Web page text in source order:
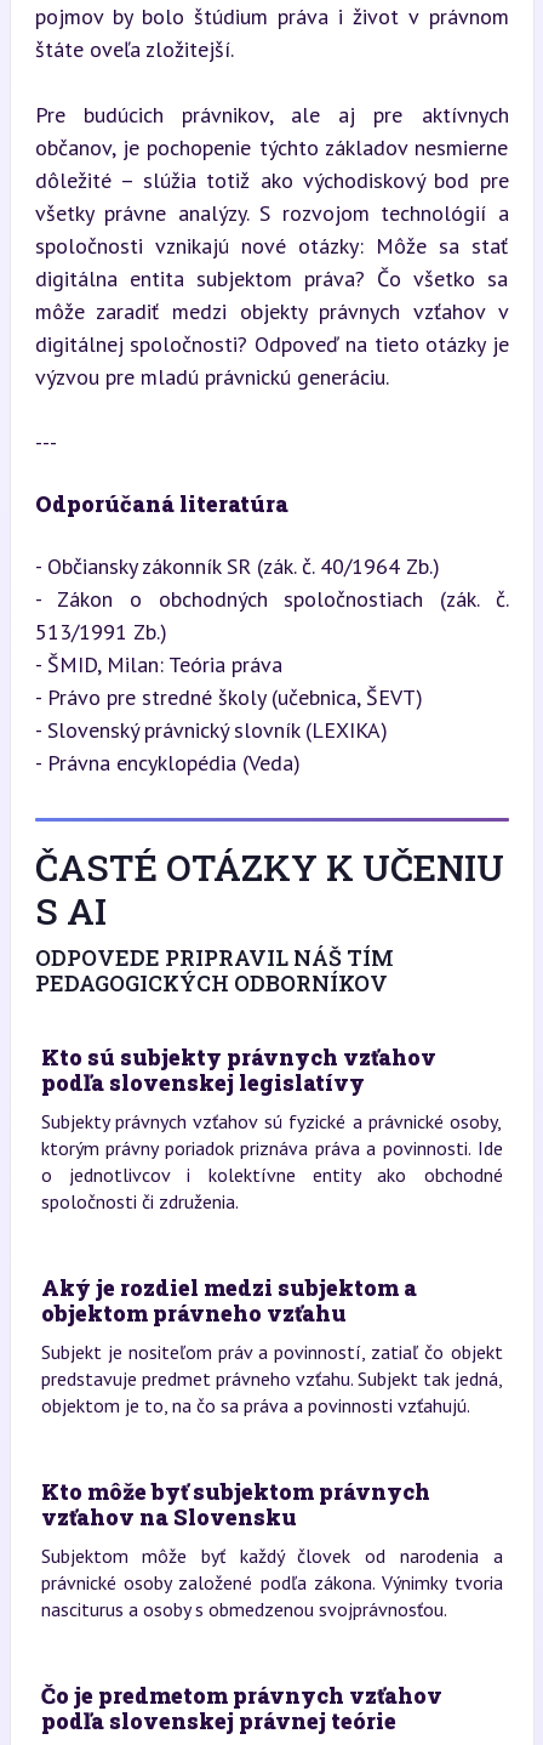
pojmov by bolo štúdium práva i život v právnom
štáte oveľa zložitejší.
Pre budúcich právnikov, ale aj pre aktívnych
občanov, je pochopenie týchto základov nesmierne
dôležité – slúžia totiž ako východiskový bod pre
všetky právne analýzy. S rozvojom technológií a
spoločnosti vznikajú nové otázky: Môže sa stať
digitálna entita subjektom práva? Čo všetko sa
môže zaradiť medzi objekty právnych vzťahov v
digitálnej spoločnosti? Odpoveď na tieto otázky je
výzvou pre mladú právnickú generáciu.
---
Odporúčaná literatúra
- Občiansky zákonník SR (zák. č. 40/1964 Zb.)
- Zákon o obchodných spoločnostiach (zák. č.
513/1991 Zb.)
- ŠMID, Milan: Teória práva
- Právo pre stredné školy (učebnica, ŠEVT)
- Slovenský právnický slovník (LEXIKA)
- Právna encyklopédia (Veda)
ČASTÉ OTÁZKY K UČENIU
S AI
ODPOVEDE PRIPRAVIL NÁŠ TÍM
PEDAGOGICKÝCH ODBORNÍKOV
Kto sú subjekty právnych vzťahov
podľa slovenskej legislatívy
Subjekty právnych vzťahov sú fyzické a právnické osoby,
ktorým právny poriadok priznáva práva a povinnosti. Ide
o jednotlivcov i kolektívne entity ako obchodné
spoločnosti či združenia.
Aký je rozdiel medzi subjektom a
objektom právneho vzťahu
Subjekt je nositeľom práv a povinností, zatiaľ čo objekt
predstavuje predmet právneho vzťahu. Subjekt tak jedná,
objektom je to, na čo sa práva a povinnosti vzťahujú.
Kto môže byť subjektom právnych
vzťahov na Slovensku
Subjektom môže byť každý človek od narodenia a
právnické osoby založené podľa zákona. Výnimky tvoria
nasciturus a osoby s obmedzenou svojprávnosťou.
Čo je predmetom právnych vzťahov
podľa slovenskej právnej teórie